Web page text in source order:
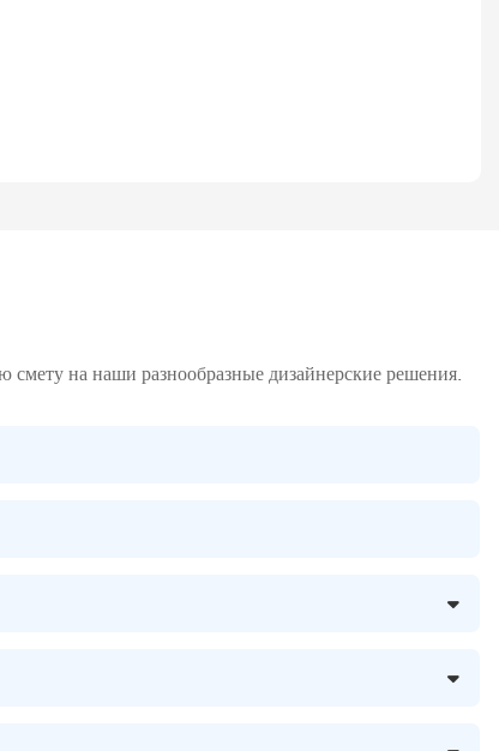
на наши разнообразные дизайнерские решения.